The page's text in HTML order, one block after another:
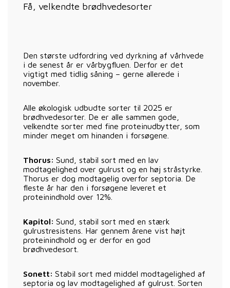
Få, velkendte brødhvedesorter
Den største udfordring ved dyrkning af vårhvede
i de senest år er vårbygfluen. Derfor er det
vigtigt med tidlig såning – gerne allerede i
november.
Alle økologisk udbudte sorter til 2025 er
brødhvedesorter. De er alle sammen gode,
velkendte sorter med fine proteinudbytter, som
minder meget om hinanden i forsøgene.
Thorus: Sund, stabil sort med en lav
modtagelighed over gulrust og en høj stråstyrke.
Thorus er dog modtagelig overfor septoria. De
fleste år har den i forsøgene leveret et
proteinindhold over 12%.
Kapitol: Sund, stabil sort med en stærk
gulrustresistens. Har gennem årene vist højt
proteinindhold og er derfor en god
brødhvedesort.
Sonett: Stabil sort med middel modtagelighed af
septoria og lav modtagelighed af gulrust. Sorten